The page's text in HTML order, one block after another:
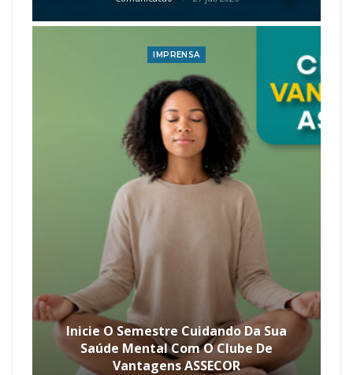
IMPRENSA
Inicie O Semestre Cuidando Da Sua
Saúde Mental Com O Clube De
Vantagens ASSECOR